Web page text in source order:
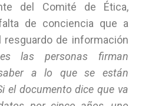
del Comité de Ética,
de conciencia que a
de información
las personas firman
a lo que se están
el documento dice que va